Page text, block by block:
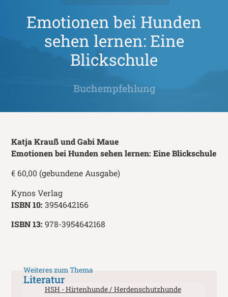
Emotionen bei Hunden
sehen lernen: Eine
Blickschule
Buchempfehlung
Katja Krauß und Gabi Maue
Emotionen bei Hunden sehen lernen: Eine Blickschule
€ 60,00 (gebundene Ausgabe)
Kynos Verlag
ISBN 10:3954642166
ISBN 13: 978-3954642168
Weiteres zum Thema
Literatur
HSH - Hirtenhunde / Herdenschutzhunde